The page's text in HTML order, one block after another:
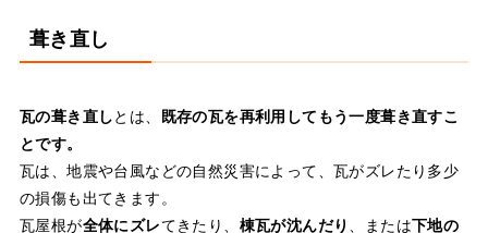
葺き直し
瓦の葺き直しとは、
既存の瓦を再利用してもう一度葺き直すこ
とです。
瓦は、地震や台風などの自然災害によって、瓦がズレたり多少
の損傷も出てきます。
瓦屋根が全体にズレてきたり、 棟瓦が沈んだり 、または下地の